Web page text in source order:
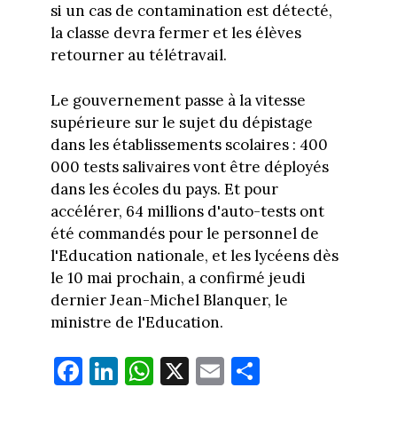
si un cas de contamination est détecté,
la classe devra fermer et les élèves
retourner au télétravail.
Le gouvernement passe à la vitesse
supérieure sur le sujet du dépistage
dans les établissements scolaires : 400
000 tests salivaires vont être déployés
dans les écoles du pays. Et pour
accélérer, 64 millions d'auto-tests ont
été commandés pour le personnel de
l'Education nationale, et les lycéens dès
le 10 mai prochain, a confirmé jeudi
dernier Jean-Michel Blanquer, le
ministre de l'Education.
Fa
ce
Li
nk
W
ha
X E
m
Pa